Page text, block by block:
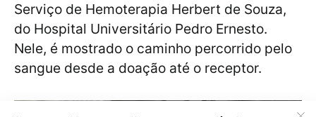
Serviço de Hemoterapia Herbert de Souza,
do Hospital Universitário Pedro Ernesto.
Nele, é mostrado o caminho percorrido pelo
sangue desde a doação até o receptor.